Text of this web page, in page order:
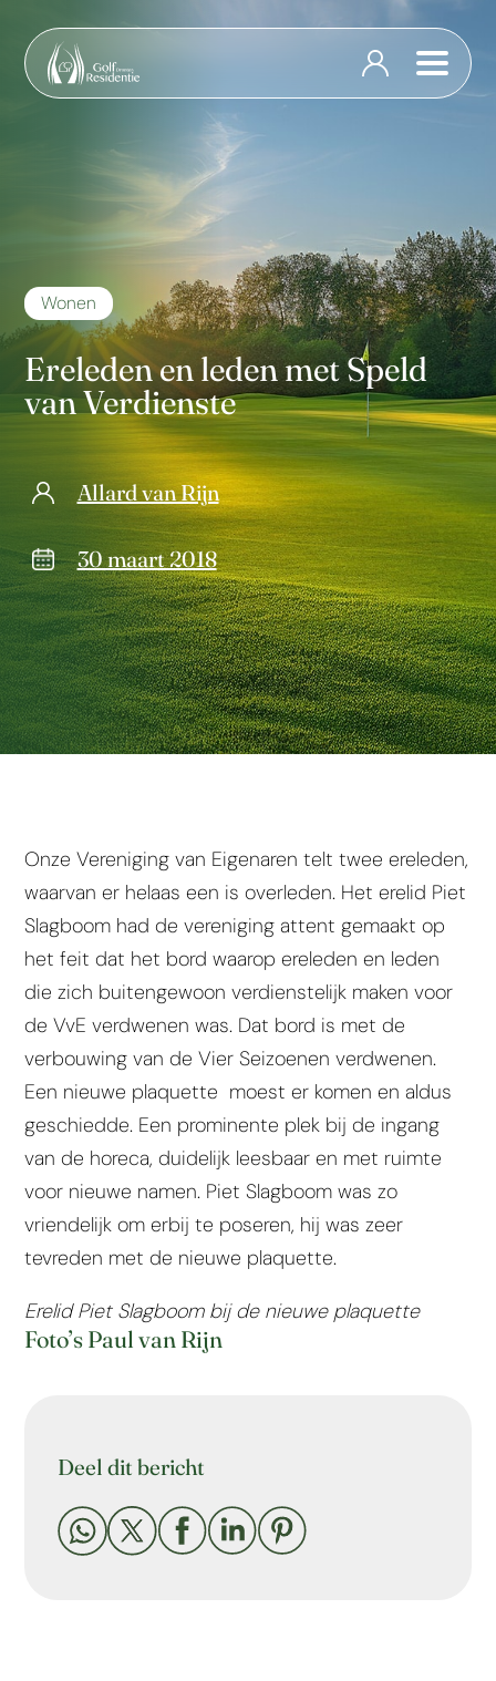
Wonen
Ereleden en leden met Speld
van Verdienste
Allard van Rijn
30 maart 2018
Onze Vereniging van Eigenaren telt twee ereleden,
waarvan er helaas een is overleden. Het erelid Piet
Slagboom had de vereniging attent gemaakt op
het feit dat het bord waarop ereleden en leden
die zich buitengewoon verdienstelijk maken voor
de VvE verdwenen was. Dat bord is met de
verbouwing van de Vier Seizoenen verdwenen.
Een nieuwe plaquette moest er komen en aldus
geschiedde. Een prominente plek bij de ingang
van de horeca, duidelijk leesbaar en met ruimte
voor nieuwe namen. Piet Slagboom was zo
vriendelijk om erbij te poseren, hij was zeer
tevreden met de nieuwe plaquette.
Erelid Piet Slagboom bij de nieuwe plaquette
Foto’s Paul van Rijn
Deel dit bericht
    